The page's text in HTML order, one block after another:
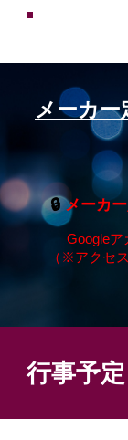
メーカ
🔒メーカ
Googleア
（※アクセ
行事予定